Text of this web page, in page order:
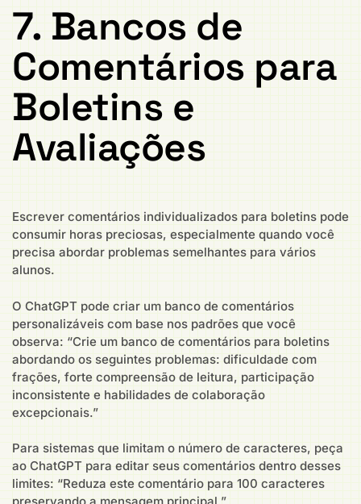
7. Bancos de
Comentários para
Boletins e
Avaliações
Escrever comentários individualizados para boletins pode
consumir horas preciosas, especialmente quando você
precisa abordar problemas semelhantes para vários
alunos.
O ChatGPT pode criar um banco de comentários
personalizáveis com base nos padrões que você
observa: “Crie um banco de comentários para boletins
abordando os seguintes problemas: dificuldade com
frações, forte compreensão de leitura, participação
inconsistente e habilidades de colaboração
excepcionais.”
Para sistemas que limitam o número de caracteres, peça
ao ChatGPT para editar seus comentários dentro desses
limites: “Reduza este comentário para 100 caracteres